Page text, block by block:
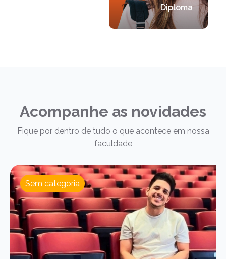
Diploma
Acompanhe as novidades
Fique por dentro de tudo o que acontece em nossa
faculdade
Sem categoria